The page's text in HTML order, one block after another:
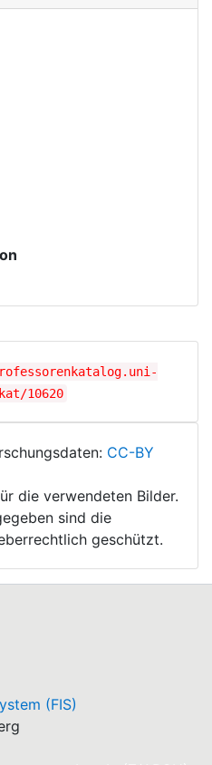
10620
CC-BY
die verwendeten Bilder.
sind die
geschützt.
(FIS)